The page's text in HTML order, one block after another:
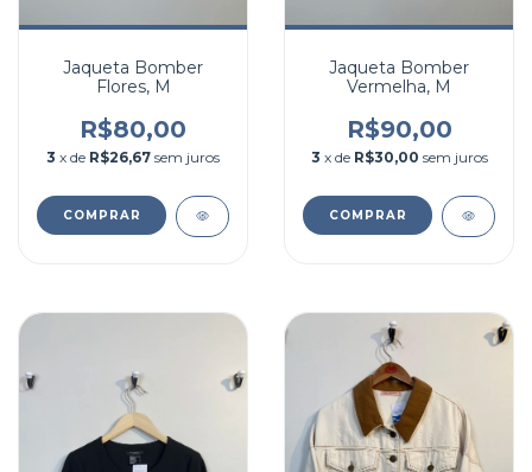
Jaqueta Bomber
Flores, M
R$80,00
3 x de R$26,67 sem juros
COMPRAR
Jaqueta Bomber
Vermelha, M
R$90,00
3 x de R$30,00 sem juros
COMPRAR